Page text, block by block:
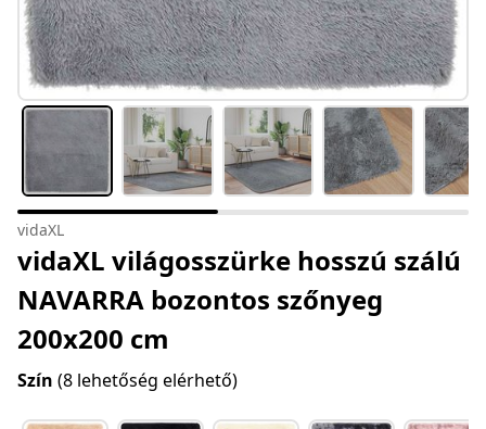
vidaXL
vidaXL világosszürke hosszú szálú
NAVARRA bozontos szőnyeg
200x200 cm
Szín (8 lehetőség elérhető)